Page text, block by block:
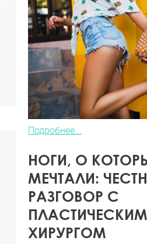
Подробнее...
НОГИ, О
МЕЧТАЛИ:
РАЗГОВОР С
ПЛАСТИЧЕСКИМ
ХИРУРГОМ